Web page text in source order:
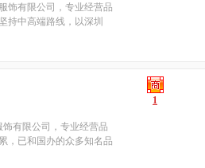
饰有限公司，专业经营品
持中高端路线，以深圳
有限公司，专业经营品
，已和国办的众多知名品
1